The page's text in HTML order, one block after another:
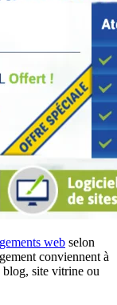
web selon
conviennent à
blog, site vitrine ou